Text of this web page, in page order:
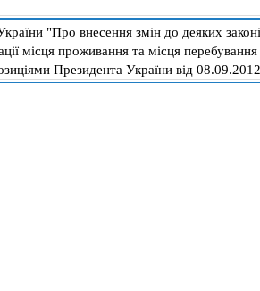
"Про внесення змін до деяких
місця проживання та місця
Президента України від 08.09.2012